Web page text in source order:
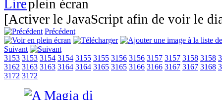
[Activer le JavaScript afin de voir le
Précédent
Suivant
3153 3153 3154 3154 3155 3155 3156 3156 3157 3157 3158 3158
3162 3163 3163 3164 3164 3165 3165 3166 3166 3167 3167 3168
3172 3172